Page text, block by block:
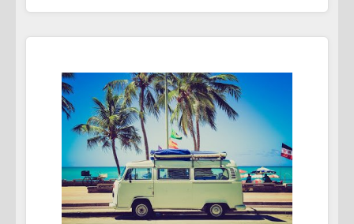
MERCADO
TRABALHO
APOSENTADORIA